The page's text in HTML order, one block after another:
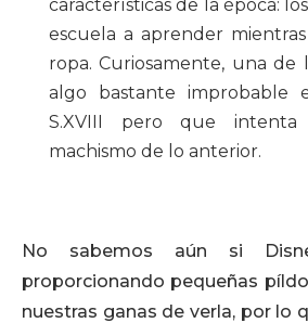
características de la época:
escuela a aprender
ropa. Curiosamente, una de
algo bastante improbable
S.XVIII pero que intenta
machismo de lo anterior.
No sabemos aún si
proporcionando pequeñas
nuestras ganas de verla, por lo